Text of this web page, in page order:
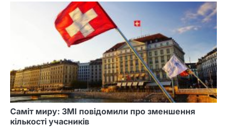
Саміт миру: ЗМІ повідомили про зменшення
кількості учасників